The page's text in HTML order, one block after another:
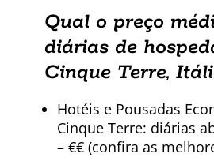
Qual o preço
diárias de
Cinque Terre,
Hotéis e Pousadas
Cinque Terre: diárias
– €€ (confira as